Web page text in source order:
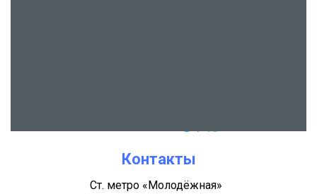
Контакты
Ст. метро «Молодёжная»